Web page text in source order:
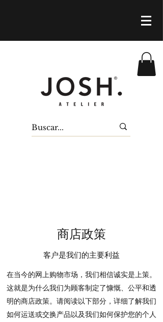
商店政策
客户是我们的主要利益
在当今的网上购物市场，我们相信诚实是上策。
这就是为什么我们为顾客制定了慷慨、公平和透
明的商店政策。请阅读以下部分，详细了解我们
如何运送或交换产品以及我们如何保护您的个人